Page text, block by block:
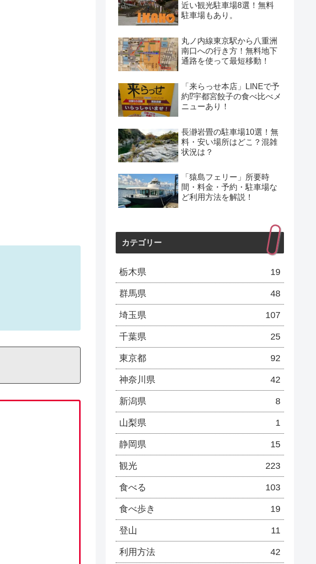
近い観光駐車場8選！無料
駐車場もあり。
丸ノ内線東京駅から八重洲
南口への行き方！無料地下
通路を使って最短移動！
「来らっせ本店」LINEで予
約⁉宇都宮餃子の食べ比べメ
ニューあり！
長瀞岩畳の駐車場10選！無
料・安い場所はどこ？混雑
状況は？
「猿島フェリー」所要時
間・料金・予約・駐車場な
ど利用方法を解説！
カテゴリー
栃木県 19
群馬県 48
埼玉県 107
千葉県 25
東京都 92
神奈川県 42
新潟県 8
山梨県 1
静岡県 15
観光 223
食べる 103
食べ歩き 19
登山 11
利用方法 42